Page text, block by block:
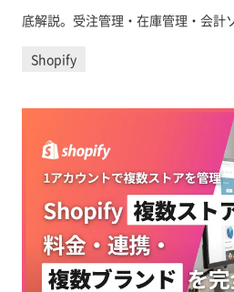
底解説。受注管理・在庫管理・会計
日本向けの主要ツール比較、導入コ
Shopify